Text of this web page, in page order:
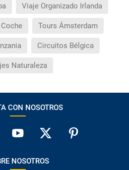
Viaje Organizado Irlanda
Tours Ámsterdam
Circuitos Bélgica
Naturaleza
CON NOSOTROS
NOSOTROS